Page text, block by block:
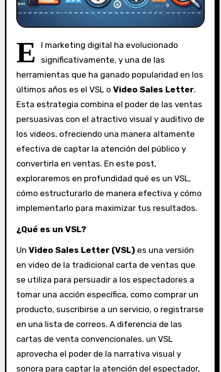
E
l marketing digital ha evolucionado
significativamente, y una de las
herramientas que ha ganado popularidad en los
últimos años es el VSL o Video Sales Letter.
Esta estrategia combina el poder de las ventas
persuasivas con el atractivo visual y auditivo de
los videos, ofreciendo una manera altamente
efectiva de captar la atención del público y
convertirla en ventas. En este post,
exploraremos en profundidad qué es un VSL,
cómo estructurarlo de manera efectiva y cómo
implementarlo para maximizar tus resultados.
¿Qué es un VSL?
Un Video Sales Letter (VSL) es una versión
en video de la tradicional carta de ventas que
se utiliza para persuadir a los espectadores a
tomar una acción específica, como comprar un
producto, suscribirse a un servicio, o registrarse
en una lista de correos. A diferencia de las
cartas de venta convencionales, un VSL
aprovecha el poder de la narrativa visual y
sonora para captar la atención del espectador,